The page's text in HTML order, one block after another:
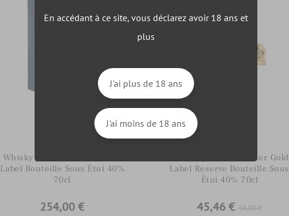
Whisky Johnnie Walker Blue
Label Bouteille Sous Étui 40%
70cl
254,00 €
Whisky Johnnie Walker Gold
Label Reserve Bouteille Sous
Étui 40% 70cl
45,46 € 49,90 €
En accédant à ce site, vous déclarez avoir 18 ans et
plus
J'ai plus de 18 ans
J'ai moins de 18 ans